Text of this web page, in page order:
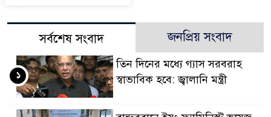
সর্বশেষ সংবাদ জনপ্রিয় সংবাদ
তিন দিনের মধ্যে গ্যাস সরবরাহ
স্বাভাবিক হবে: জ্বালানি মন্ত্রী
১